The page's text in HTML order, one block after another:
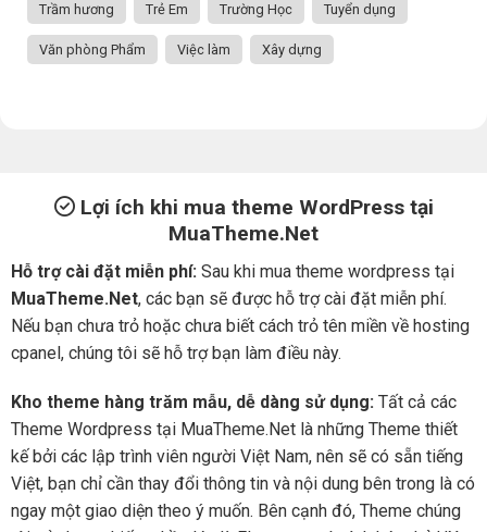
Trầm hương Trẻ Em Trường Học Tuyển dụng
Văn phòng Phẩm Việc làm Xây dựng
Lợi ích khi mua theme WordPress tại
MuaTheme.Net
Hỗ trợ cài đặt miễn phí: Sau khi mua theme wordpress tại
MuaTheme.Net, các bạn sẽ được hỗ trợ cài đặt miễn phí.
Nếu bạn chưa trỏ hoặc chưa biết cách trỏ tên miền về hosting
cpanel, chúng tôi sẽ hỗ trợ bạn làm điều này.
Kho theme hàng trăm mẫu, dễ dàng sử dụng: Tất cả các
Theme Wordpress tại MuaTheme.Net là những Theme thiết
kế bởi các lập trình viên người Việt Nam, nên sẽ có sẵn tiếng
Việt, bạn chỉ cần thay đổi thông tin và nội dung bên trong là có
ngay một giao diện theo ý muốn. Bên cạnh đó, Theme chúng